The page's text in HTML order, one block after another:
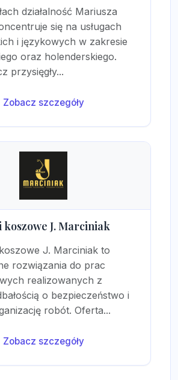
działalność Mariusza
się na usługach
i językowych w zakresie
oraz holenderskiego.
przysięgły...
Zobacz szczegóły
J. Marciniak
J. Marciniak to
rozwiązania do prac
realizowanych z
o bezpieczeństwo i
robót. Oferta...
Zobacz szczegóły